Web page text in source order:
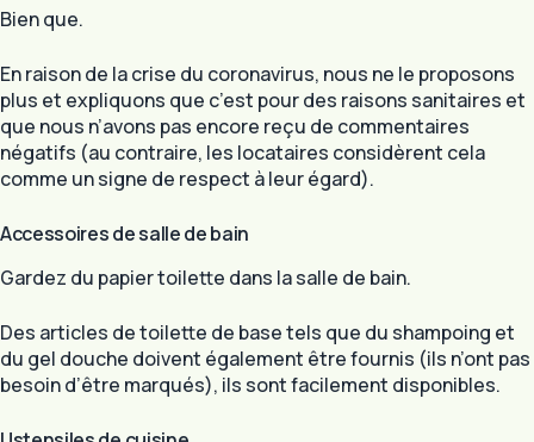
Bien que.
En raison de la crise du coronavirus, nous ne le proposons
plus et expliquons que c’est pour des raisons sanitaires et
que nous n’avons pas encore reçu de commentaires
négatifs (au contraire, les locataires considèrent cela
comme un signe de respect à leur égard).
Accessoires de salle de bain
Gardez du papier toilette dans la salle de bain.
Des articles de toilette de base tels que du shampoing et
du gel douche doivent également être fournis (ils n’ont pas
besoin d’être marqués), ils sont facilement disponibles.